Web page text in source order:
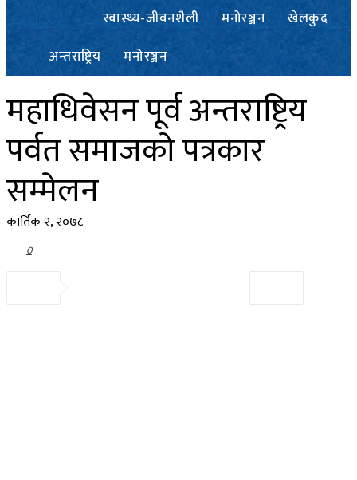
स्वास्थ्य-जीवनशैली
मनोरञ्जन
खेलकुद
अन्तराष्ट्रिय
मनोरञ्जन
महाधिवेसन पूर्व अन्तराष्ट्रिय
पर्वत समाजको पत्रकार
सम्मेलन
कार्तिक २, २०७८
0